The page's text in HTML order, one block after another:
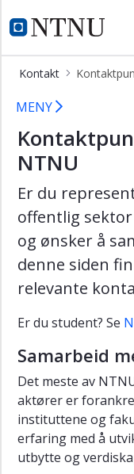
NTNU Hjemmeside
ntnu.no
Kontakt
×
Om
NTNU
Kontakt
Campusar
Kart
rom
Pressekontakter
Kontaktpunkt
for
arbeidsliv
og
leiing
Strategiar
og
rapportar
Satsingar
MENY
NTNU
Er du
offentlig
og ønsker å
denne siden
relevante
Er du student? Se
Samarbeid
Det meste av
aktører er
instituttene og
erfaring med å
utbytte og